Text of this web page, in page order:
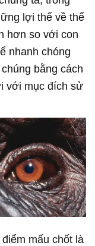
lợi thế về thể
hơn so với con
nhanh chóng
bằng cách
với mục đích sử
mấu chốt là